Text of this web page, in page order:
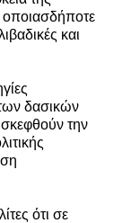
οποιασδήποτε
και
δασικών
την
ότι σε